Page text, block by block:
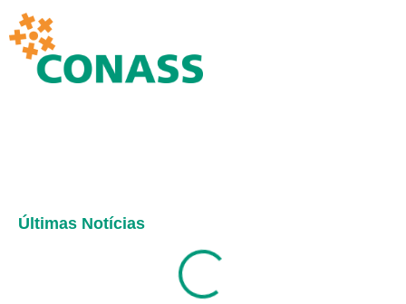
Últimas Notícias